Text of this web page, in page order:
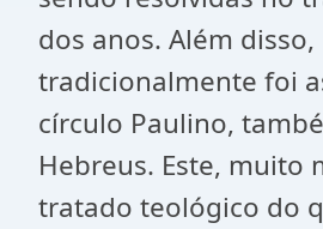
dos anos. Além disso,
tradicionalmente foi
círculo Paulino,
Hebreus. Este, muito
tratado teológico do